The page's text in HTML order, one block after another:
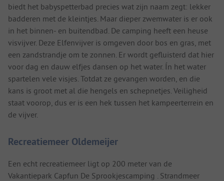
biedt het babyspetterbad precies wat zijn naam zegt: lekker
badderen met de kleintjes. Maar dieper zwemwater is er ook
in het binnen- en buitendbad. De camping heeft een heuse
visvijver. Deze Elfenvijver is omgeven door bos en gras, met
een zandstrandje om te zonnen. Er wordt gefluisterd dat hier
voor dag en dauw elfjes dansen op het water. Ín het water
spartelen vele visjes. Totdat ze gevangen worden, en die
kans is groot met al die hengels en schepnetjes. Veiligheid
staat voorop, dus er is een hek tussen het kampeerterrein en
de vijver.
Recreatiemeer Oldemeijer
Een echt recreatiemeer ligt op 200 meter van de
Vakantiepark Capfun De Sprookjescamping . Strandmeer